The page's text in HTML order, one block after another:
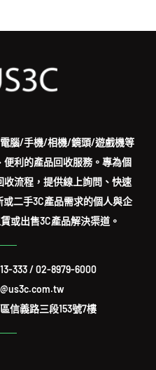
電腦/手機/相機/鏡頭/遊戲機等
利的產品回收服務。專為個
流程，提供線上詢問、快速
二手3C產品需求的個人與企
或出售3C產品解決渠道。
333/02-8979-6000
信義路三段153號7樓